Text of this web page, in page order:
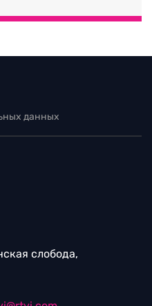
данных
слобода,